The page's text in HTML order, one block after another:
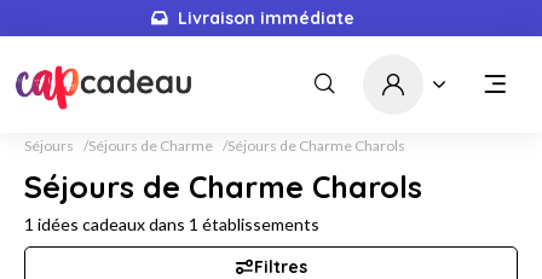
Livraison immédiate
Séjours Séjours de Charme Séjours de Charme Charols
Séjours de Charme Charols
1 idées cadeaux dans 1 établissements
Filtres